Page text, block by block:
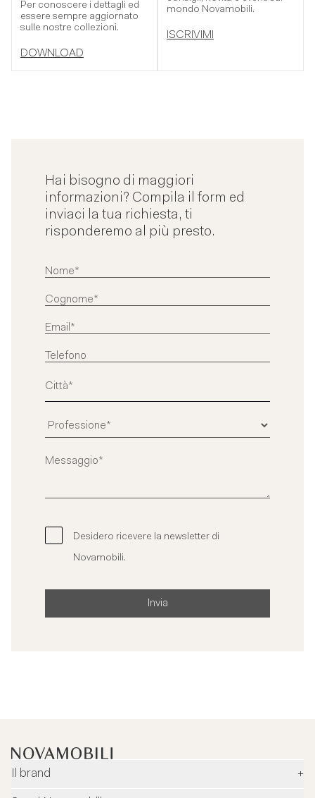
Per conoscere i dettagli ed
essere sempre aggiornato
sulle nostre collezioni.
DOWNLOAD
mondo Novamobili.
ISCRIVIMI
Hai bisogno di maggiori
informazioni? Compila il form ed
inviaci la tua richiesta, ti
risponderemo al più presto.
Desidero ricevere la newsletter di
Novamobili.
Invia
Il brand
+